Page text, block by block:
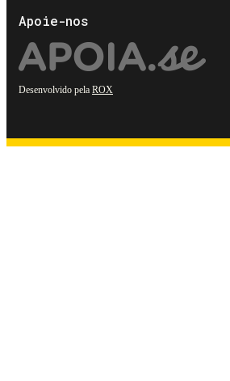
Apoie-nos
Desenvolvido pela ROX